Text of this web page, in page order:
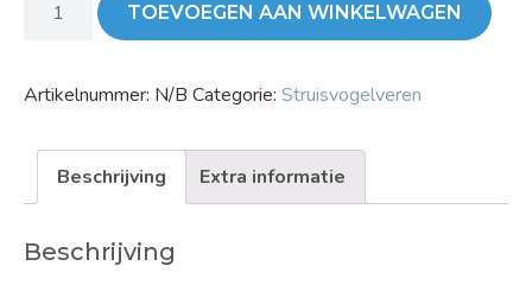
TOEVOEGEN AAN WINKELWAGEN
Artikelnummer: N/B Categorie: Struisvogelveren
Beschrijving Extra informatie
Beschrijving